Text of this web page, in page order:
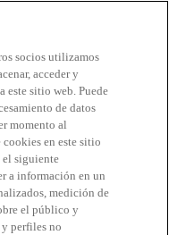
socios utilizamos
acceder y
este sitio web. Puede
de datos
momento al
en este sitio
el siguiente
a información en un
medición de
el público y
perfiles no